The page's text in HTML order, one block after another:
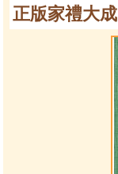
正版家禮大成